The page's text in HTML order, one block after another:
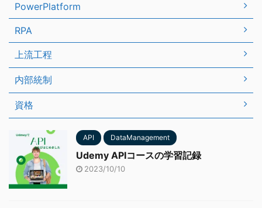
PowerPlatform
RPA
上流工程
内部統制
資格
API DataManagement
Udemy APIコースの学習記録
2023/10/10